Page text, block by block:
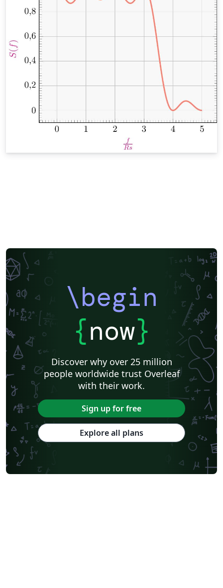
\begin
{now}
Discover why over 25 million
people worldwide trust Overleaf
with their work.
Sign up for free
Explore all plans